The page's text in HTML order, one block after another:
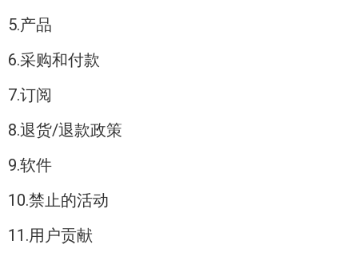
5.产品
6.采购和付款
7.订阅
8.退货/退款政策
9.软件
10.禁止的活动
11.用户贡献